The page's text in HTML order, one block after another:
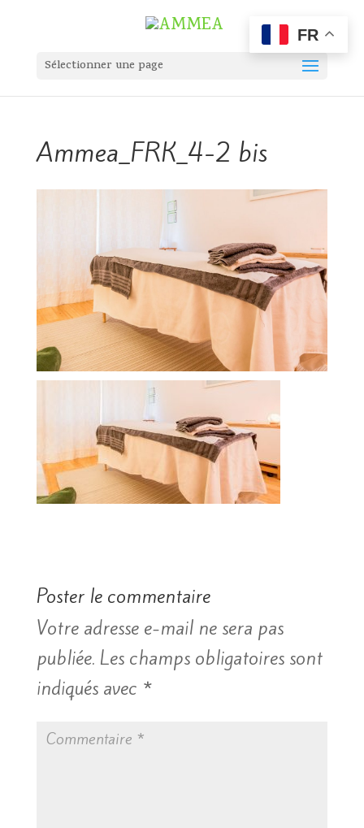
Sélectionner une page
Ammea_FRK_4-2 bis
Poster le commentaire
Votre adresse e-mail ne sera pas
publiée. Les champs obligatoires sont
indiqués avec *
FR